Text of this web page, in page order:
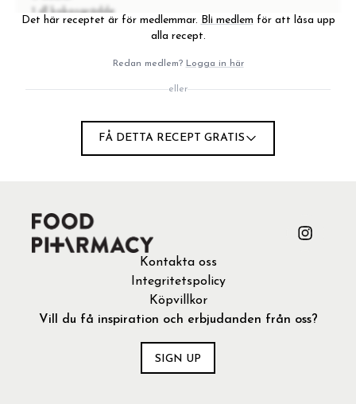
1 dl kokosgrädde
INSTRUKTIONER
frukt (alternativ servera som chokladmousse i små
Det här receptet är för medlemmar. Bli medlem för att låsa upp
alla recept.
Redan medlem? Logga in här
eller
FÅ DETTA RECEPT GRATIS
Kontakta oss
Integritetspolicy
Köpvillkor
Vill du få inspiration och erbjudanden från oss?
SIGN UP